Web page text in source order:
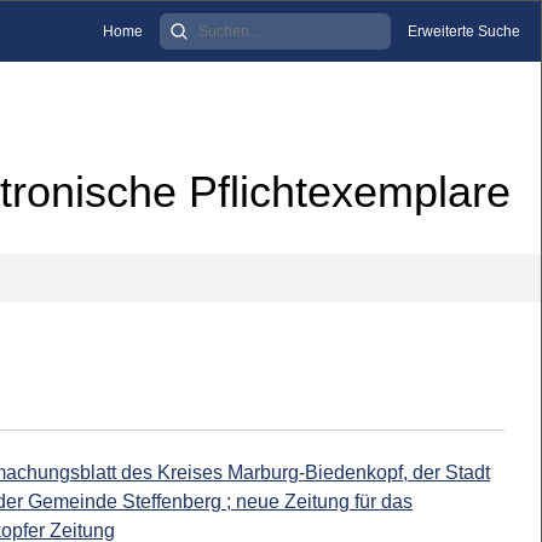
Home Erweiterte Suche
Pflichtexemplare
des Kreises Marburg-Biedenkopf, der Stadt
Gemeinde Steffenberg ; neue Zeitung für das
Zeitung